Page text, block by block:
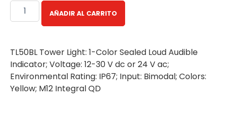
AÑADIR AL CARRITO
TL50BL Tower Light: 1-Color Sealed Loud Audible
Indicator; Voltage: 12-30 V dc or 24 V ac;
Environmental Rating: IP67; Input: Bimodal; Colors:
Yellow; M12 Integral QD